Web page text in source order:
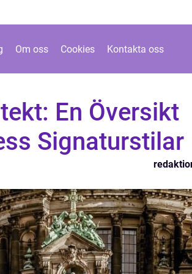
Om oss Cookies Kontakta oss
En Översikt
Signaturstilar